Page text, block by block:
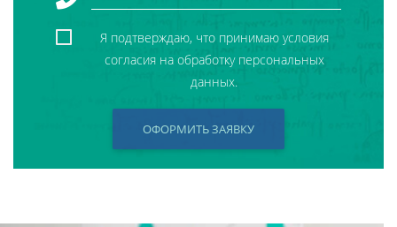
Я подтверждаю, что принимаю условия
согласия на обработку персональных
данных.
ОФОРМИТЬ ЗАЯВКУ